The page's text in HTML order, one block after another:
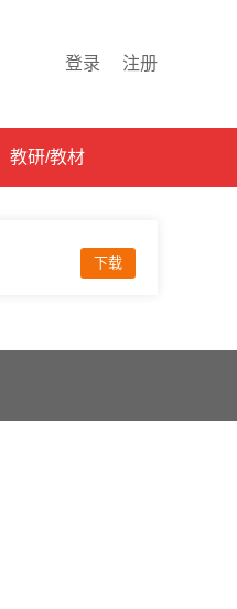
登录 注册
教研/教材
下载